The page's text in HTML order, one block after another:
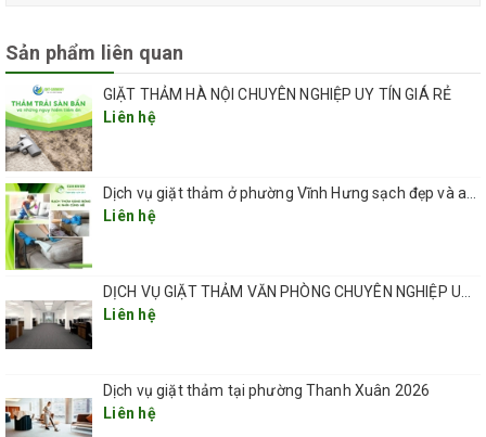
Sản phẩm liên quan
GIẶT THẢM HÀ NỘI CHUYÊN NGHIỆP UY TÍN GIÁ RẺ
Liên hệ
Liên hệ
Liên hệ
Dịch vụ giặt thảm tại phường Thanh Xuân 2026
Liên hệ